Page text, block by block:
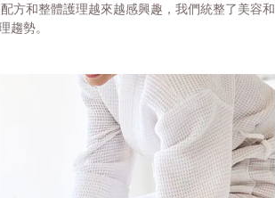
方和整體護理越來越感興趣，我們統整了美容和
勢。